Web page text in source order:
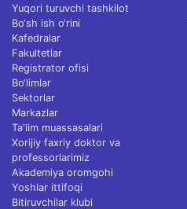
Yuqori turuvchi tashkilot
Bo‘sh ish o‘rini
Kafedralar
Fakultetlar
Registrator ofisi
Bo‘limlar
Sektorlar
Markazlar
Ta'lim muassasalari
Xorijiy faxriy doktor va
professorlarimiz
Akademiya oromgohi
Yoshlar ittifoqi
Bitiruvchilar klubi